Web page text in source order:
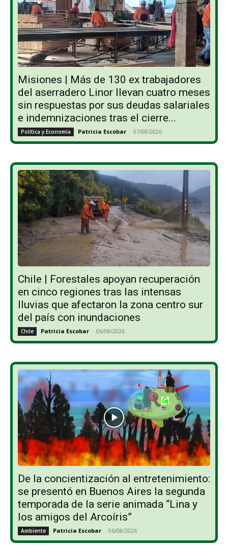
Misiones | Más de 130 ex trabajadores
del aserradero Linor llevan cuatro meses
sin respuestas por sus deudas salariales
e indemnizaciones tras el cierre...
Política y Economía Patricia Escobar - 07/08/2026
Chile | Forestales apoyan recuperación
en cinco regiones tras las intensas
lluvias que afectaron la zona centro sur
del país con inundaciones
Chile Patricia Escobar - 06/08/2026
De la concientización al entretenimiento:
se presentó en Buenos Aires la segunda
temporada de la serie animada “Lina y
los amigos del Arcoíris”
Ambiente Patricia Escobar - 06/08/2026